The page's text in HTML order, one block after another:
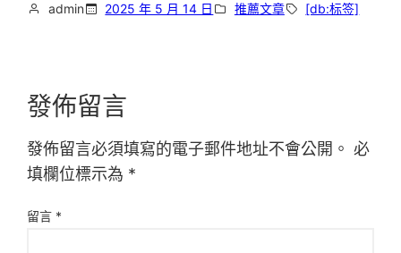
admin 2025 年 5 月 14 日 推薦文章 [db:标签]
發佈留言
發佈留言必須填寫的電子郵件地址不會公開。 必
填欄位標示為 *
留言 *